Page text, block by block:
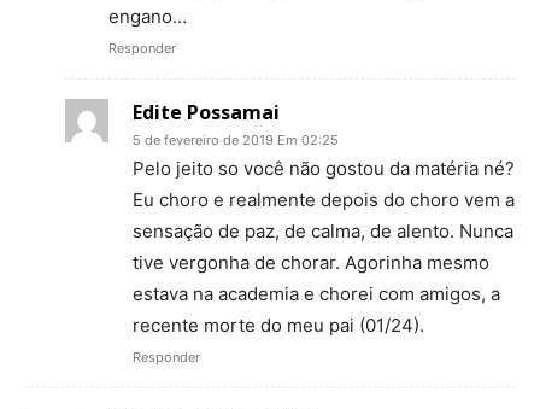
engano…
Responder
Edite Possamai
5 de fevereiro de 2019 Em 02:25
Pelo jeito so você não gostou da matéria né?
Eu choro e realmente depois do choro vem a
sensação de paz, de calma, de alento. Nunca
tive vergonha de chorar. Agorinha mesmo
estava na academia e chorei com amigos, a
recente morte do meu pai (01/24).
Responder